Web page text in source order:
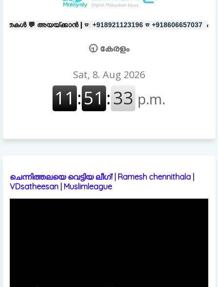
| ☎: +918921123196 ☎ +918606657037 പരസ്യങ്ങൾക്ക് |
🕤 കേരളം
ചെന്നിത്തലയെ വെട്ടിയ ലീഗ്! | Ramesh chennithala |
VDsatheesan | Muslimleague